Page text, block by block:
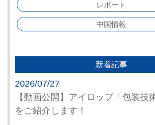
レポート
中国情報
新着記事
2026/07/27
【動画公開】アイロップ「包装技
をご紹介します！